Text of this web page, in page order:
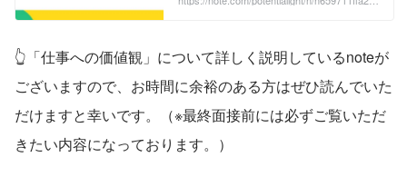
価値観」がマッチしていないと双方にお
いて幸せになれないと思い、掲げていま
す。 ...
👆「仕事への価値観」について詳しく説明しているnoteが
ございますので、お時間に余裕のある方はぜひ読んでいた
だけますと幸いです。（※最終面接前には必ずご覧いただ
きたい内容になっております。）